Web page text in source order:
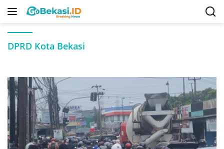
Langsung
DPRD Kota Bekasi